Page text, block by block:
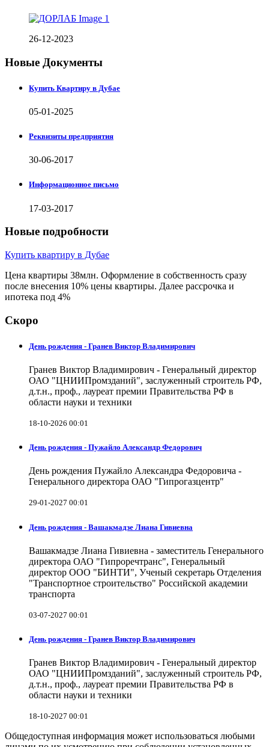
26-12-2023
Новые Документы
Купить Квартиру в Дубае
05-01-2025
Реквизиты предприятия
30-06-2017
Информационное письмо
17-03-2017
Новые подробности
Купить квартиру в Дубае
Цена квартиры 38млн. Оформление в собственность сразу
после внесения 10% цены квартиры. Далее рассрочка и
ипотека под 4%
Скоро
День рождения - Гранев Виктор Владимирович
Гранев Виктор Владимирович - Генеральный директор
ОАО "ЦНИИПромзданий", заслуженный строитель РФ,
д.т.н., проф., лауреат премии Правительства РФ в
области науки и техники
18-10-2026 00:01
День рождения - Пужайло Александр Федорович
День рождения Пужайло Александра Федоровича -
Генерального директора ОАО "Гипрогазцентр"
29-01-2027 00:01
День рождения - Вашакмадзе Лиана Гивиевна
Вашакмадзе Лиана Гивиевна - заместитель Генерального
директора ОАО "Гипроречтранс", Генеральный
директор ООО "БИНТИ", Ученый секретарь Отделения
"Транспортное строительство" Российской академии
транспорта
03-07-2027 00:01
День рождения - Гранев Виктор Владимирович
Гранев Виктор Владимирович - Генеральный директор
ОАО "ЦНИИПромзданий", заслуженный строитель РФ,
д.т.н., проф., лауреат премии Правительства РФ в
области науки и техники
18-10-2027 00:01
Общедоступная информация может использоваться любыми